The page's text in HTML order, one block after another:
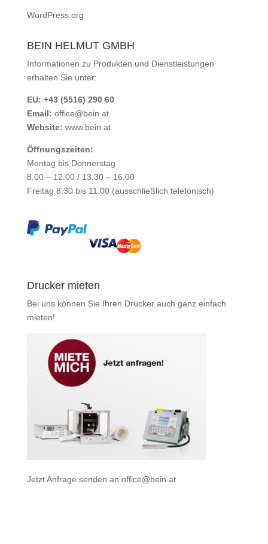
WordPress.org
BEIN HELMUT GMBH
Informationen zu Produkten und Dienstleistungen
erhalten Sie unter:
EU: +43 (5516) 290 60
Email: office@bein.at
Website: www.bein.at
Öffnungszeiten:
Montag bis Donnerstag
8.00 – 12.00 / 13.30 – 16.00
Freitag 8.30 bis 11.00 (ausschließlich telefonisch)
Drucker mieten
Bei uns können Sie Ihren Drucker auch ganz einfach
mieten!
Jetzt Anfrage senden an office@bein.at